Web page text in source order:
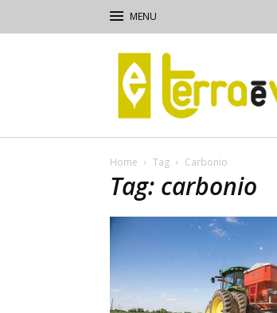
Terra
e
Vita
Home Tag Carbonio
Tag: carbonio